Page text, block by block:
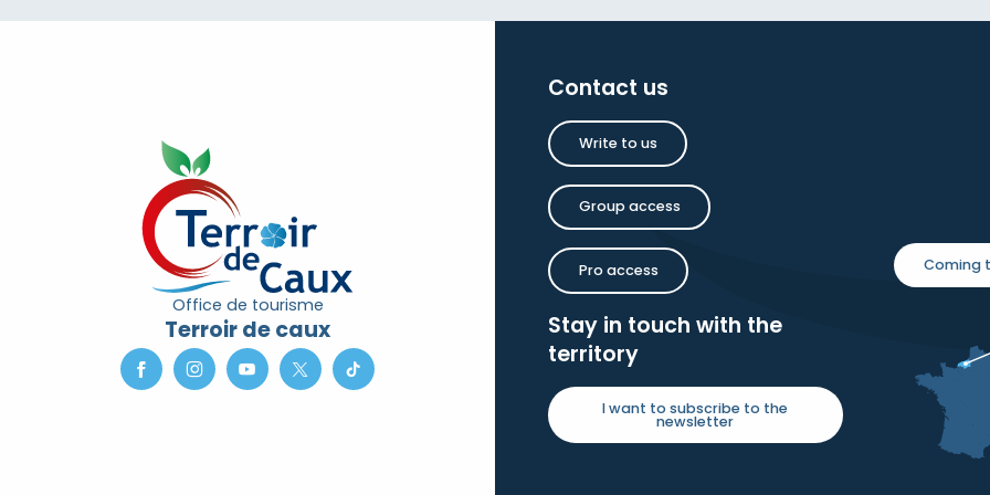
Office de tourisme
Terroir de caux
Contact us
Write to us
Group access
Pro access
Stay in touch with the
territory
I want to subscribe to the
newsletter
Coming